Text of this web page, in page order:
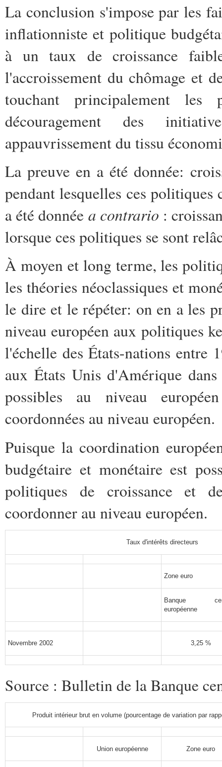
La conclusion s'impose par les
inflationniste et politique
à un taux de croissance
l'accroissement du chômage et
touchant principalement les
découragement des
appauvrissement du tissu
La preuve en a été donnée:
pendant lesquelles ces
a été donnée a contrario :
lorsque ces politiques se sont
À moyen et long terme, les
les théories néoclassiques et
le dire et le répéter: on en a les
niveau européen aux politiques
l'échelle des États-nations entre
aux États Unis d'Amérique
possibles au niveau
coordonnées au niveau européen.
Puisque la coordination
budgétaire et monétaire est
politiques de croissance et
coordonner au niveau européen.
Taux d'intérêts directeurs
Zone euro
Banque
européenne
Novembre 2002 3,25 %
Source : Bulletin de la Banque
Produit intérieur brut en volume (pourcentage de variation par
Union européenne Zone euro